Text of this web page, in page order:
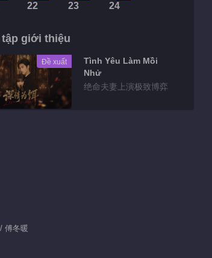
22 23 24
tập giới thiệu
Đề xuất
Tình Yêu Làm Mồi
Nhử
绝命夫妻上演极致博弈
傅冬暖